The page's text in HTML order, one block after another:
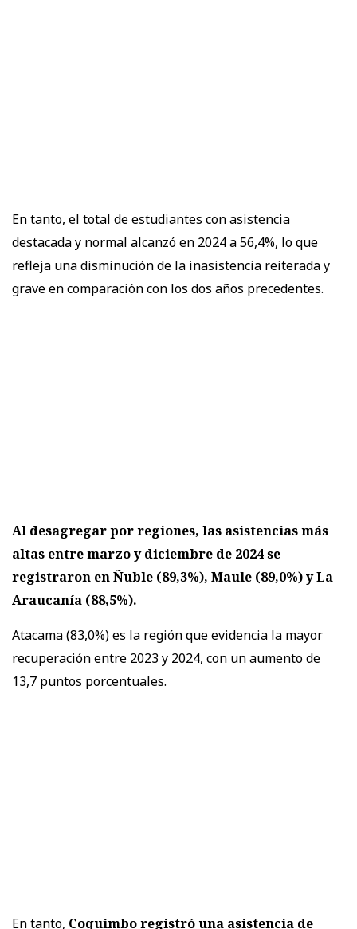
En tanto, el total de estudiantes con asistencia
destacada y normal alcanzó en 2024 a 56,4%, lo que
refleja una disminución de la inasistencia reiterada y
grave en comparación con los dos años precedentes.
Al desagregar por regiones, las asistencias más
altas entre marzo y diciembre de 2024 se
registraron en Ñuble (89,3%), Maule (89,0%) y La
Araucanía (88,5%).
Atacama (83,0%) es la región que evidencia la mayor
recuperación entre 2023 y 2024, con un aumento de
13,7 puntos porcentuales.
En tanto, Coquimbo registró una asistencia de